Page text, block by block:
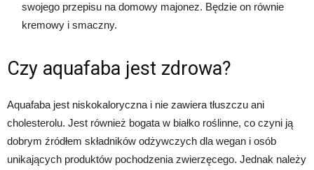
swojego przepisu na domowy majonez. Będzie on równie
kremowy i smaczny.
Czy aquafaba jest zdrowa?
Aquafaba jest niskokaloryczna i nie zawiera tłuszczu ani
cholesterolu. Jest również bogata w białko roślinne, co czyni ją
dobrym źródłem składników odżywczych dla wegan i osób
unikających produktów pochodzenia zwierzęcego. Jednak należy